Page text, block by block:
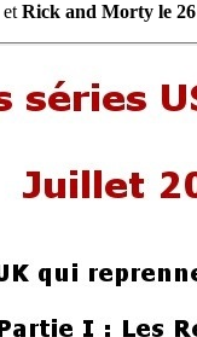
et Rick and Morty le 26